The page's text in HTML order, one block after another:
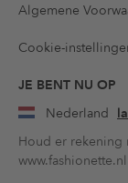
Algemene
Cookie-
JE BENT NU OP
Nederland
Houd er rekening